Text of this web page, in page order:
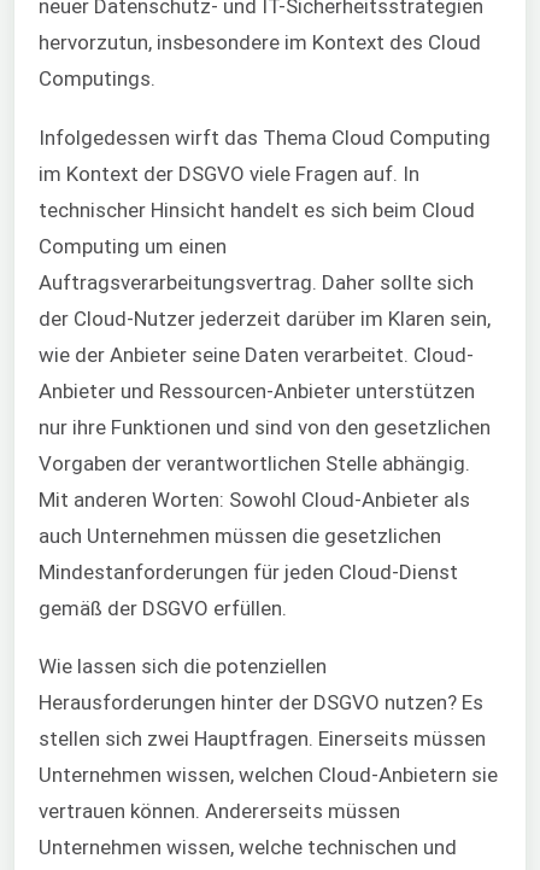
neuer Datenschutz- und IT-Sicherheitsstrategien
hervorzutun, insbesondere im Kontext des Cloud
Computings.
Infolgedessen wirft das Thema Cloud Computing
im Kontext der DSGVO viele Fragen auf. In
technischer Hinsicht handelt es sich beim Cloud
Computing um einen
Auftragsverarbeitungsvertrag. Daher sollte sich
der Cloud-Nutzer jederzeit darüber im Klaren sein,
wie der Anbieter seine Daten verarbeitet. Cloud-
Anbieter und Ressourcen-Anbieter unterstützen
nur ihre Funktionen und sind von den gesetzlichen
Vorgaben der verantwortlichen Stelle abhängig.
Mit anderen Worten: Sowohl Cloud-Anbieter als
auch Unternehmen müssen die gesetzlichen
Mindestanforderungen für jeden Cloud-Dienst
gemäß der DSGVO erfüllen.
Wie lassen sich die potenziellen
Herausforderungen hinter der DSGVO nutzen? Es
stellen sich zwei Hauptfragen. Einerseits müssen
Unternehmen wissen, welchen Cloud-Anbietern sie
vertrauen können. Andererseits müssen
Unternehmen wissen, welche technischen und